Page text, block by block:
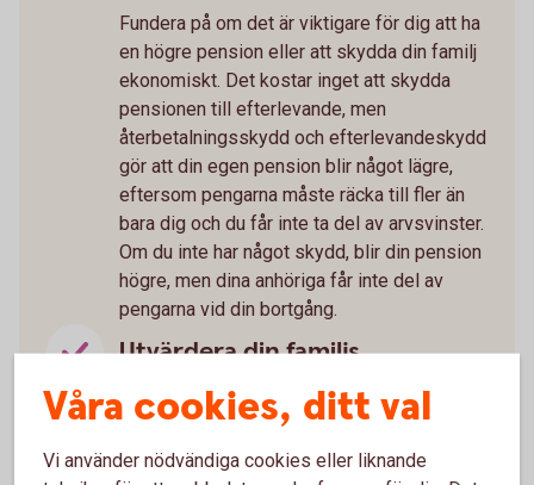
Fundera på om det är viktigare för dig att ha
en högre pension eller att skydda din familj
ekonomiskt. Det kostar inget att skydda
pensionen till efterlevande, men
återbetalningsskydd och efterlevandeskydd
gör att din egen pension blir något lägre,
eftersom pengarna måste räcka till fler än
bara dig och du får inte ta del av arvsvinster.
Om du inte har något skydd, blir din pension
högre, men dina anhöriga får inte del av
pengarna vid din bortgång.
Utvärdera din familjs
ekonomiska behov
Fundera på hur din familj skulle klara sig
ekonomiskt om du går bort. Om det är
Våra cookies, ditt val
Vi använder nödvändiga cookies eller liknande